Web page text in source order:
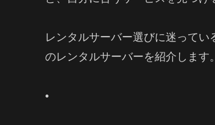
レンタルサーバー選びに迷って
のレンタルサーバーを紹介します。
•